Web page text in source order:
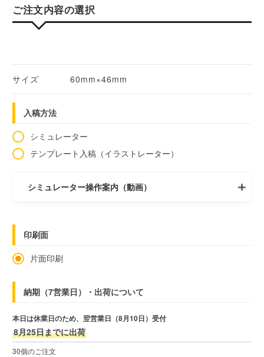
ご注文内容の選択
サイズ 60mm×46mm
入稿方法
シミュレーター
テンプレート入稿（イラストレーター）
シミュレーター操作案内（動画）
印刷面
片面印刷
納期（7営業日）・出荷について
本日は休業日のため、翌営業日（8月10日）受付
8月25日までに出荷
30個のご注文